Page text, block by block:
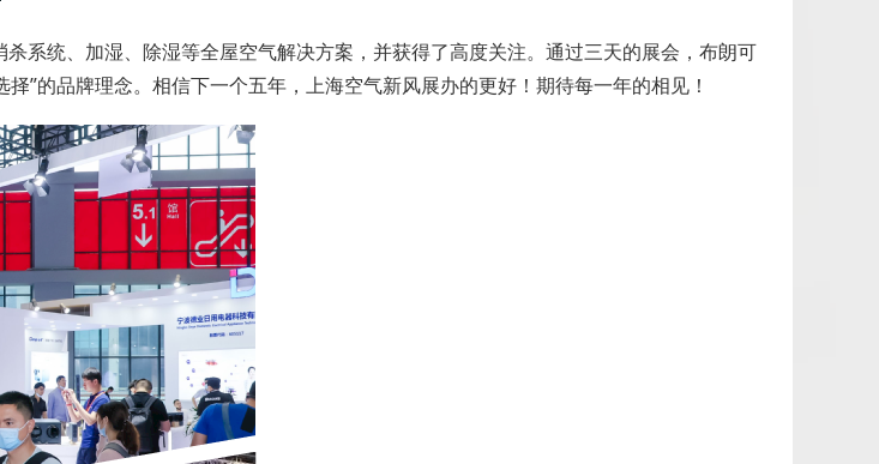
系统、加湿、除湿等全屋空气解决方案，并获得了高度关注。通过三天的展会，布朗可
”的品牌理念。相信下一个五年，上海空气新风展办的更好！期待每一年的相见！